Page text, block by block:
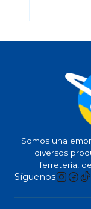
Somos una
diversos
ferretería,
Síguenos